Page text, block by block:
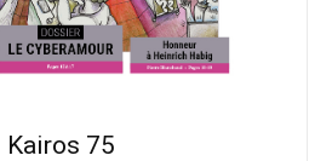
Kairos 75